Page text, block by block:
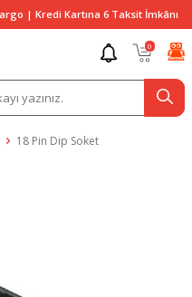
| Kredi Kartına 6 Taksit İmkânı
0
18 Pin Dip Soket